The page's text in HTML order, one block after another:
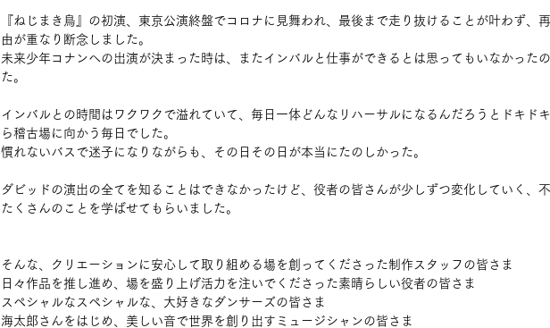
『ねじまき鳥』の初演、東京公演終盤でコロナに見舞われ、最後まで走り抜けることが叶わず、
由が重なり断念しました。
未来少年コナンへの出演が決まった時は、またインバルと仕事ができるとは思ってもいなかった
た。
インバルとの時間はワクワクで溢れていて、毎日一体どんなリハーサルになるんだろうとドキド
ら稽古場に向かう毎日でした。
慣れないバスで迷子になりながらも、その日その日が本当にたのしかった。
ダビッドの演出の全てを知ることはできなかったけど、役者の皆さんが少しずつ変化していく、不
たくさんのことを学ばせてもらいました。
そんな、クリエーションに安心して取り組める場を創ってくださった制作スタッフの皆さま
日々作品を推し進め、場を盛り上げ活力を注いでくださった素晴らしい役者の皆さま
スペシャルなスペシャルな、大好きなダンサーズの皆さま
海太郎さんをはじめ、美しい音で世界を創り出すミュージシャンの皆さま